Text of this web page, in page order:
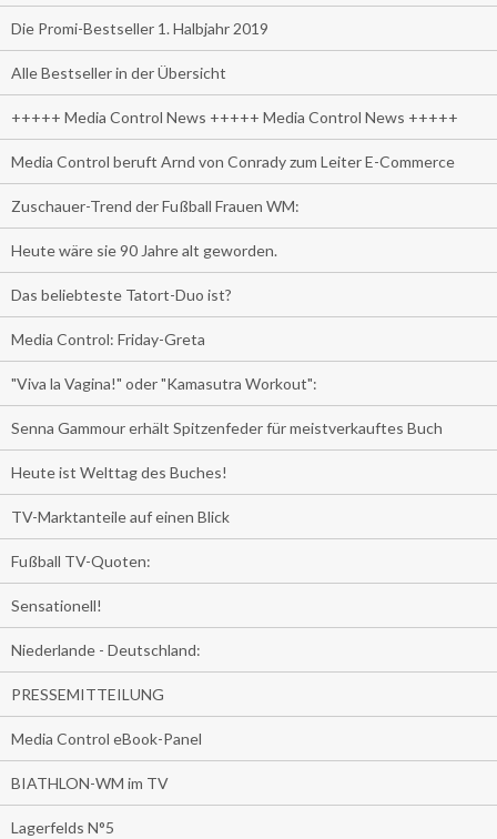
Die Promi-Bestseller 1. Halbjahr 2019
Alle Bestseller in der Übersicht
+++++ Media Control News +++++ Media Control News +++++
Media Control beruft Arnd von Conrady zum Leiter E-Commerce
Zuschauer-Trend der Fußball Frauen WM:
Heute wäre sie 90 Jahre alt geworden.
Das beliebteste Tatort-Duo ist?
Media Control: Friday-Greta
"Viva la Vagina!" oder "Kamasutra Workout":
Senna Gammour erhält Spitzenfeder für meistverkauftes Buch
Heute ist Welttag des Buches!
TV-Marktanteile auf einen Blick
Fußball TV-Quoten:
Sensationell!
Niederlande - Deutschland:
PRESSEMITTEILUNG
Media Control eBook-Panel
BIATHLON-WM im TV
Lagerfelds N°5